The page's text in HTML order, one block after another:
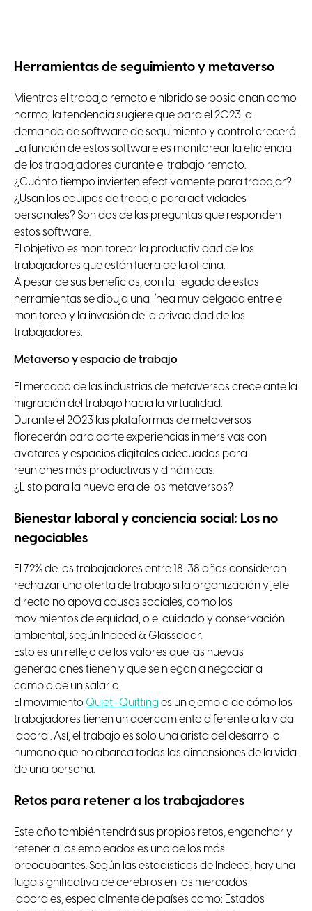
Herramientas de seguimiento y metaverso
Mientras el trabajo remoto e híbrido se posicionan como
norma, la tendencia sugiere que para el 2023 la
demanda de software de seguimiento y control crecerá.
La función de estos software es monitorear la eficiencia
de los trabajadores durante el trabajo remoto.
¿Cuánto tiempo invierten efectivamente para trabajar?
¿Usan los equipos de trabajo para actividades
personales? Son dos de las preguntas que responden
estos software.
El objetivo es monitorear la productividad de los
trabajadores que están fuera de la oficina.
A pesar de sus beneficios, con la llegada de estas
herramientas se dibuja una línea muy delgada entre el
monitoreo y la invasión de la privacidad de los
trabajadores.
Metaverso y espacio de trabajo
El mercado de las industrias de metaversos crece ante la
migración del trabajo hacia la virtualidad.
Durante el 2023 las plataformas de metaversos
florecerán para darte experiencias inmersivas con
avatares y espacios digitales adecuados para
reuniones más productivas y dinámicas.
¿Listo para la nueva era de los metaversos?
Bienestar laboral y conciencia social: Los no
negociables
El 72% de los trabajadores entre 18-38 años consideran
rechazar una oferta de trabajo si la organización y jefe
directo no apoya causas sociales, como los
movimientos de equidad, o el cuidado y conservación
ambiental, según Indeed & Glassdoor.
Esto es un reflejo de los valores que las nuevas
generaciones tienen y que se niegan a negociar a
cambio de un salario.
El movimiento Quiet- Quitting es un ejemplo de cómo los
trabajadores tienen un acercamiento diferente a la vida
laboral. Así, el trabajo es solo una arista del desarrollo
humano que no abarca todas las dimensiones de la vida
de una persona.
Retos para retener a los trabajadores
Este año también tendrá sus propios retos, enganchar y
retener a los empleados es uno de los más
preocupantes. Según las estadísticas de Indeed, hay una
fuga significativa de cerebros en los mercados
laborales, especialmente de países como: Estados